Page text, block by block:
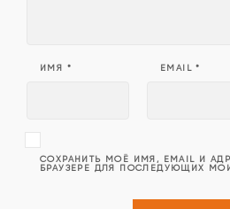
ИМЯ * EMAIL*
СОХРАНИТЬ МОЁ ИМЯ, EMAIL И
БРАУЗЕРЕ ДЛЯ ПОСЛЕДУЮЩИХ